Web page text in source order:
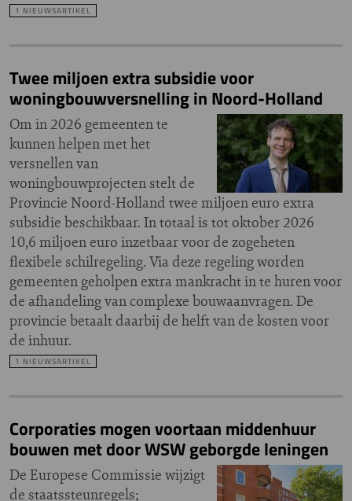
1 NIEUWSARTIKEL
Twee miljoen extra subsidie voor
woningbouwversnelling in Noord-Holland
Om in 2026 gemeenten te
kunnen helpen met het
versnellen van
woningbouwprojecten stelt de
Provincie Noord-Holland twee miljoen euro extra
subsidie beschikbaar. In totaal is tot oktober 2026
10,6 miljoen euro inzetbaar voor de zogeheten
flexibele schilregeling. Via deze regeling worden
gemeenten geholpen extra mankracht in te huren voor
de afhandeling van complexe bouwaanvragen. De
provincie betaalt daarbij de helft van de kosten voor
de inhuur.
1 NIEUWSARTIKEL
Corporaties mogen voortaan middenhuur
bouwen met door WSW geborgde leningen
De Europese Commissie wijzigt
de staatssteunregels;